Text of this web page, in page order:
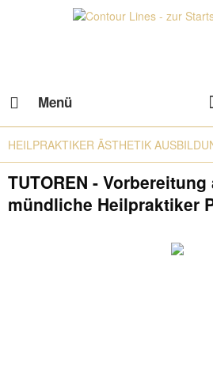
Menü
HEILPRAKTIKER ÄSTHETIK
TUTOREN -
mündliche Heilpraktiker